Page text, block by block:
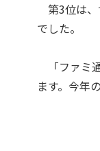
第3位は、
でした。
「ファミ
ます。今年